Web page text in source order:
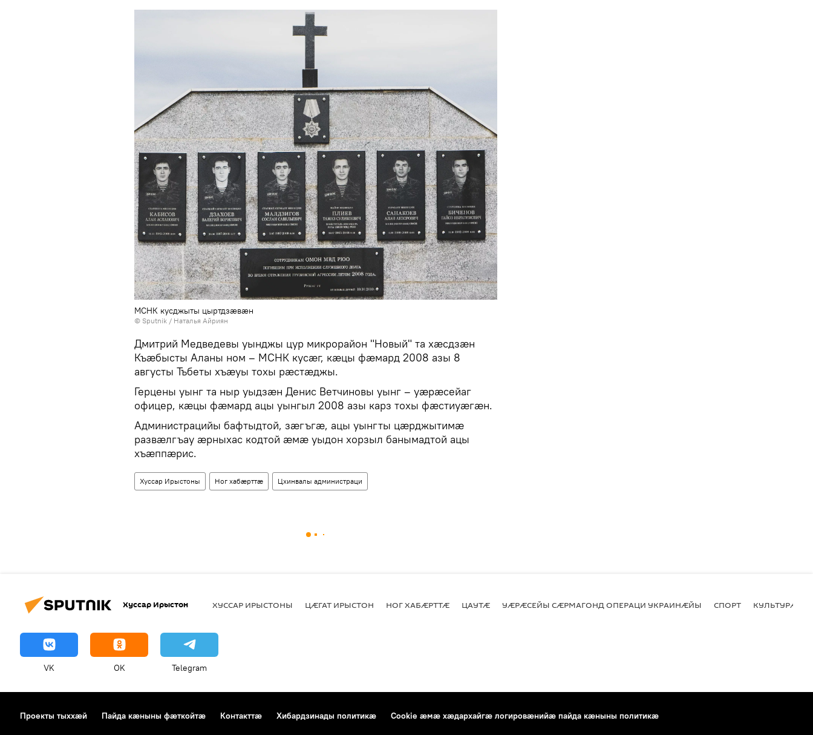
МСНК кусджыты цыртдзӕвӕн
© Sputnik / Наталья Айриян
Дмитрий Медведевы уынджы цур микрорайон "Новый" та хӕсдзӕн
Къӕбысты Аланы ном – МСНК кусӕг, кӕцы фӕмард 2008 азы 8
августы Тъбеты хъӕуы тохы рӕстӕджы.
Герцены уынг та ныр уыдзӕн Денис Ветчиновы уынг – уӕрӕсейаг
офицер, кӕцы фӕмард ацы уынгыл 2008 азы карз тохы фӕстиуӕгӕн.
Администрацийы бафтыдтой, зӕгъгӕ, ацы уынгты цӕрджытимӕ
развӕлгъау ӕрныхас кодтой ӕмӕ уыдон хорзыл банымадтой ацы
хъӕппӕрис.
Хуссар Ирыстоны Ног хабӕрттӕ Цхинвалы администраци
Хуссар Ирыстон ХУССАР ИРЫСТОНЫ ЦӔГАТ ИРЫСТОН НОГ ХАБӔРТТӔ ЦАУТӔ УӔРӔСЕЙЫ СӔРМАГОНД ОПЕРАЦИ УКРАИНӔЙЫ СПОРТ КУЛЬТУРӔ
VK OK Telegram
Проекты тыххӕй Пайда кӕныны фӕткойтӕ Контакттӕ Хибардзинады политикæ Cookie æмæ хæдархайгæ логировæнийæ пайда кæныны политикæ